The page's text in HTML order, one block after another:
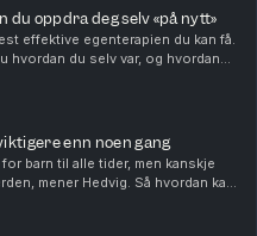
du oppdra deg selv «på nytt»
effektive egenterapien du kan få.
hvordan du selv var, og hvordan
Kanskje innser du hvor liten
enn noen gang
barn til alle tider, men kanskje
mener Hedvig. Så hvordan kan
mer lek? Hvorfor leker noen barn